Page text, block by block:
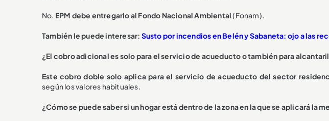
No. EPM debe entregarlo al Fondo Nacional Ambiental(Fonam).
También le puede interesar: Susto por incendios en Belén y Sabaneta: ojo a las
¿El cobro adicional es solo para el servicio de acueducto o también para
Este cobro doble solo aplica para el servicio de acueducto del sector
según los valores habituales.
¿Cómo se puede saber si un hogar está dentro de la zona en la que se aplicará la